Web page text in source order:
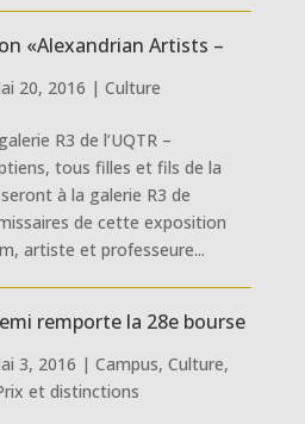
«Alexandrian Artists –
20, 2016 | Culture
R3 de l’UQTR –
tous filles et fils de la
à la galerie R3 de
de cette exposition
artiste et professeure...
remporte la 28e bourse
3, 2016 | Campus, Culture,
et distinctions